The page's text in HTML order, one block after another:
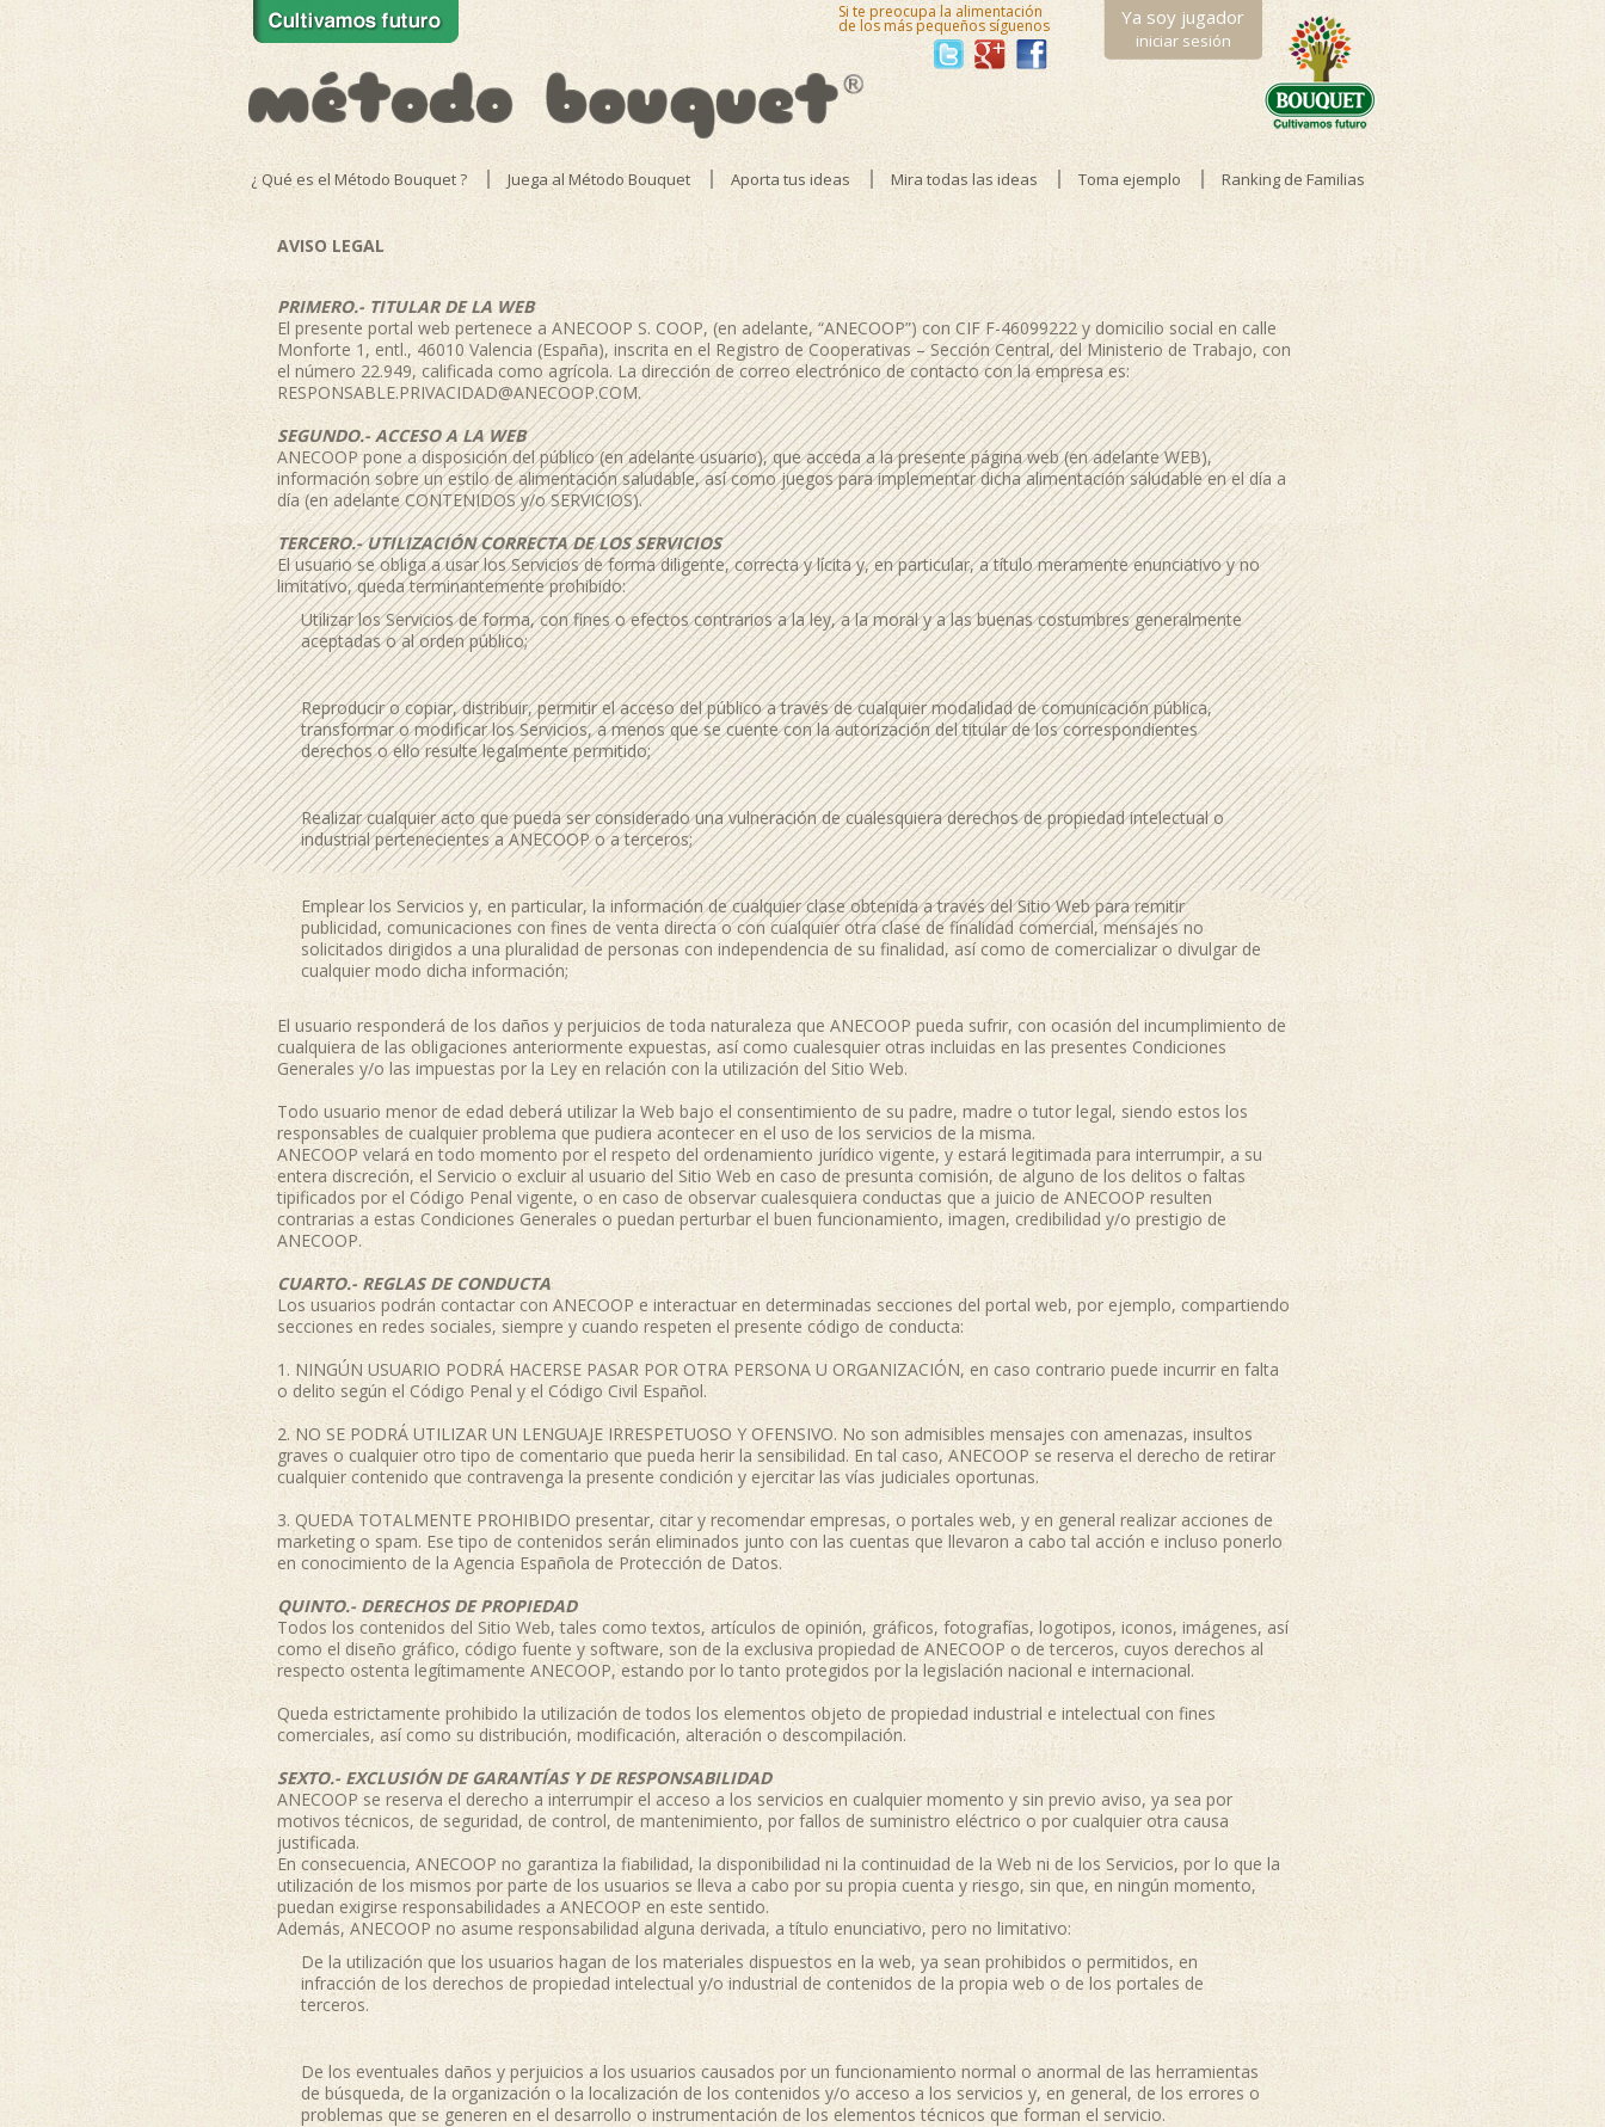
Si te preocupa la alimentación
de los más pequeños síguenos Ya soy jugador
iniciar sesión
¿ Qué es el Método Bouquet ? Juega al Método Bouquet Aporta tus ideas Mira todas las ideas Toma ejemplo Ranking de Familias
AVISO LEGAL
PRIMERO.- TITULAR DE LA WEB
El presente portal web pertenece a ANECOOP S. COOP, (en adelante, “ANECOOP”) con CIF F-46099222 y domicilio social en calle
Monforte 1, entl., 46010 Valencia (España), inscrita en el Registro de Cooperativas – Sección Central, del Ministerio de Trabajo, con
el número 22.949, calificada como agrícola. La dirección de correo electrónico de contacto con la empresa es:
RESPONSABLE.PRIVACIDAD@ANECOOP.COM.
SEGUNDO.- ACCESO A LA WEB
ANECOOP pone a disposición del público (en adelante usuario), que acceda a la presente página web (en adelante WEB),
información sobre un estilo de alimentación saludable, así como juegos para implementar dicha alimentación saludable en el día a
día (en adelante CONTENIDOS y/o SERVICIOS).
TERCERO.- UTILIZACIÓN CORRECTA DE LOS SERVICIOS
El usuario se obliga a usar los Servicios de forma diligente, correcta y lícita y, en particular, a título meramente enunciativo y no
limitativo, queda terminantemente prohibido:
Utilizar los Servicios de forma, con fines o efectos contrarios a la ley, a la moral y a las buenas costumbres generalmente
aceptadas o al orden público;
Reproducir o copiar, distribuir, permitir el acceso del público a través de cualquier modalidad de comunicación pública,
transformar o modificar los Servicios, a menos que se cuente con la autorización del titular de los correspondientes
derechos o ello resulte legalmente permitido;
Realizar cualquier acto que pueda ser considerado una vulneración de cualesquiera derechos de propiedad intelectual o
industrial pertenecientes a ANECOOP o a terceros;
Emplear los Servicios y, en particular, la información de cualquier clase obtenida a través del Sitio Web para remitir
publicidad, comunicaciones con fines de venta directa o con cualquier otra clase de finalidad comercial, mensajes no
solicitados dirigidos a una pluralidad de personas con independencia de su finalidad, así como de comercializar o divulgar de
cualquier modo dicha información;
El usuario responderá de los daños y perjuicios de toda naturaleza que ANECOOP pueda sufrir, con ocasión del incumplimiento de
cualquiera de las obligaciones anteriormente expuestas, así como cualesquier otras incluidas en las presentes Condiciones
Generales y/o las impuestas por la Ley en relación con la utilización del Sitio Web.
Todo usuario menor de edad deberá utilizar la Web bajo el consentimiento de su padre, madre o tutor legal, siendo estos los
responsables de cualquier problema que pudiera acontecer en el uso de los servicios de la misma.
ANECOOP velará en todo momento por el respeto del ordenamiento jurídico vigente, y estará legitimada para interrumpir, a su
entera discreción, el Servicio o excluir al usuario del Sitio Web en caso de presunta comisión, de alguno de los delitos o faltas
tipificados por el Código Penal vigente, o en caso de observar cualesquiera conductas que a juicio de ANECOOP resulten
contrarias a estas Condiciones Generales o puedan perturbar el buen funcionamiento, imagen, credibilidad y/o prestigio de
ANECOOP.
CUARTO.- REGLAS DE CONDUCTA
Los usuarios podrán contactar con ANECOOP e interactuar en determinadas secciones del portal web, por ejemplo, compartiendo
secciones en redes sociales, siempre y cuando respeten el presente código de conducta:
1. NINGÚN USUARIO PODRÁ HACERSE PASAR POR OTRA PERSONA U ORGANIZACIÓN, en caso contrario puede incurrir en falta
o delito según el Código Penal y el Código Civil Español.
2. NO SE PODRÁ UTILIZAR UN LENGUAJE IRRESPETUOSO Y OFENSIVO. No son admisibles mensajes con amenazas, insultos
graves o cualquier otro tipo de comentario que pueda herir la sensibilidad. En tal caso, ANECOOP se reserva el derecho de retirar
cualquier contenido que contravenga la presente condición y ejercitar las vías judiciales oportunas.
3. QUEDA TOTALMENTE PROHIBIDO presentar, citar y recomendar empresas, o portales web, y en general realizar acciones de
marketing o spam. Ese tipo de contenidos serán eliminados junto con las cuentas que llevaron a cabo tal acción e incluso ponerlo
en conocimiento de la Agencia Española de Protección de Datos.
QUINTO.- DERECHOS DE PROPIEDAD
Todos los contenidos del Sitio Web, tales como textos, artículos de opinión, gráficos, fotografías, logotipos, iconos, imágenes, así
como el diseño gráfico, código fuente y software, son de la exclusiva propiedad de ANECOOP o de terceros, cuyos derechos al
respecto ostenta legítimamente ANECOOP, estando por lo tanto protegidos por la legislación nacional e internacional.
Queda estrictamente prohibido la utilización de todos los elementos objeto de propiedad industrial e intelectual con fines
comerciales, así como su distribución, modificación, alteración o descompilación.
SEXTO.- EXCLUSIÓN DE GARANTÍAS Y DE RESPONSABILIDAD
ANECOOP se reserva el derecho a interrumpir el acceso a los servicios en cualquier momento y sin previo aviso, ya sea por
motivos técnicos, de seguridad, de control, de mantenimiento, por fallos de suministro eléctrico o por cualquier otra causa
justificada.
En consecuencia, ANECOOP no garantiza la fiabilidad, la disponibilidad ni la continuidad de la Web ni de los Servicios, por lo que la
utilización de los mismos por parte de los usuarios se lleva a cabo por su propia cuenta y riesgo, sin que, en ningún momento,
puedan exigirse responsabilidades a ANECOOP en este sentido.
Además, ANECOOP no asume responsabilidad alguna derivada, a título enunciativo, pero no limitativo:
De la utilización que los usuarios hagan de los materiales dispuestos en la web, ya sean prohibidos o permitidos, en
infracción de los derechos de propiedad intelectual y/o industrial de contenidos de la propia web o de los portales de
terceros.
De los eventuales daños y perjuicios a los usuarios causados por un funcionamiento normal o anormal de las herramientas
de búsqueda, de la organización o la localización de los contenidos y/o acceso a los servicios y, en general, de los errores o
problemas que se generen en el desarrollo o instrumentación de los elementos técnicos que forman el servicio.